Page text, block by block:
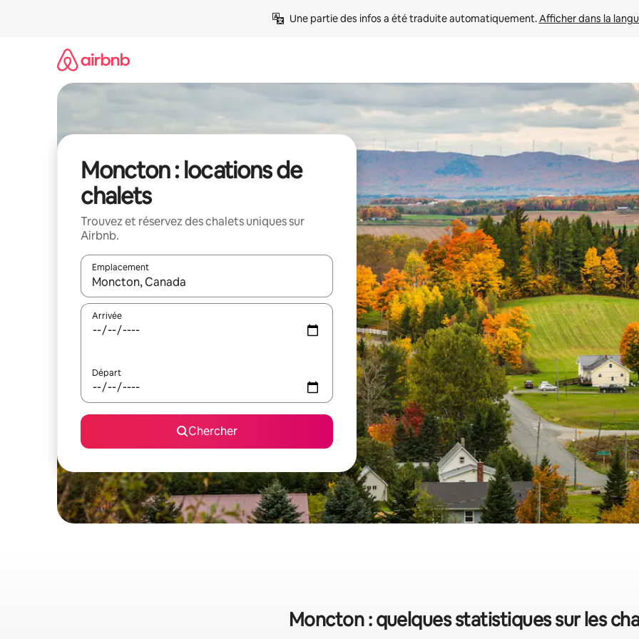
Une partie des infos a été traduite automatiquement. Afficher dans la
Moncton : locations de
chalets
Trouvez et réservez des chalets uniques sur
Airbnb.
Emplacement
Quand les résultats sont affichés, parcourez-les en utilisant les flèches vers le haut et vers le bas, ou en appuyant
Arrivée
Départ
Chercher
Moncton : quelques statistiques sur les